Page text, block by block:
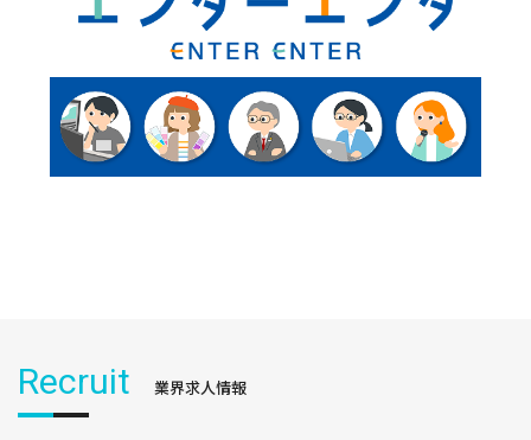
Recruit 業界求人情報